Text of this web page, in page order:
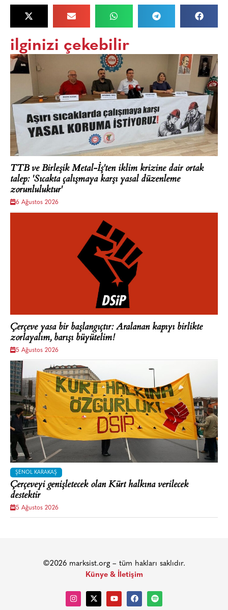
ilginizi çekebilir
TTB ve Birleşik Metal-İş'ten iklim krizine dair ortak
talep: 'Sıcakta çalışmaya karşı yasal düzenleme
zorunluluktur'
6 Ağustos 2026
Çerçeve yasa bir başlangıçtır: Aralanan kapıyı birlikte
zorlayalım, barışı büyütelim!
5 Ağustos 2026
ŞENOL KARAKAŞ
Çerçeveyi genişletecek olan Kürt halkına verilecek
destektir
5 Ağustos 2026
©2026 marksist.org – tüm hakları saklıdır.
Künye & İletişim